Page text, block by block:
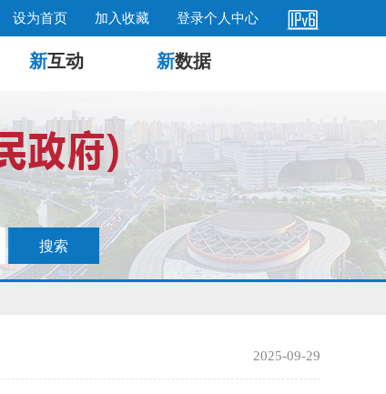
设为首页 加入收藏 登录个人中心
新互动 新数据
2025-09-29